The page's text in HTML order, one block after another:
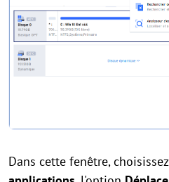
Dans cette fenêtre, choisissez